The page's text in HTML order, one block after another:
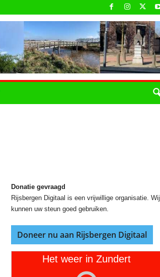
Donatie gevraagd
Rijsbergen Digitaal is een vrijwillige organisatie. Wij
kunnen uw steun goed gebruiken.
Doneer nu aan Rijsbergen Digitaal
Het weer in Zundert